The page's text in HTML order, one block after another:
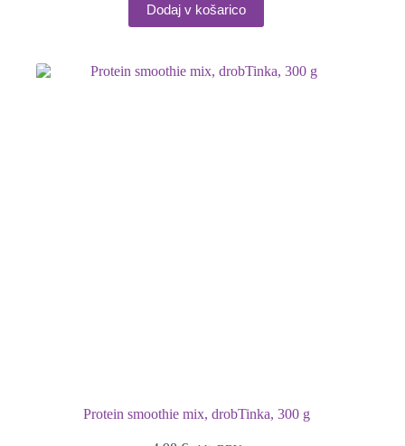
Dodaj v košarico
Protein smoothie mix, drobTinka, 300 g